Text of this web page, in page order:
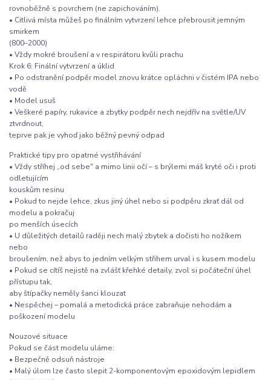
rovnoběžně s povrchem (ne zapichováním).
• Citlivá místa můžeš po finálním vytvrzení lehce přebrousit jemným
smirkem
(800–2000)
• Vždy mokré broušení a v respirátoru kvůli prachu
Krok 6: Finální vytvrzení a úklid
• Po odstranění podpěr model znovu krátce opláchni v čistém IPA nebo
vodě
• Model usuš
• Veškeré papíry, rukavice a zbytky podpěr nech nejdřív na světle/UV
ztvrdnout,
teprve pak je vyhoď jako běžný pevný odpad
Praktické tipy pro opatrné vystřihávání
• Vždy stříhej „od sebe" a mimo linii očí – s brýlemi máš kryté oči i proti
odletujícím
kouskům resinu
• Pokud to nejde lehce, zkus jiný úhel nebo si podpěru zkrať dál od
modelu a pokračuj
po menších úsecích
• U důležitých detailů raději nech malý zbytek a dočisti ho nožíkem
nebo
broušením, než abys to jedním velkým střihem urval i s kusem modelu
• Pokud se cítíš nejistě na zvlášť křehké detaily, zvol si počáteční úhel
přístupu tak,
aby štípačky neměly šanci klouzat
• Nespěchej – pomalá a metodická práce zabraňuje nehodám a
poškození modelu
Nouzové situace
Pokud se část modelu uláme:
• Bezpečně odsuň nástroje
• Malý úlom lze často slepit 2-komponentovým epoxidovým lepidlem